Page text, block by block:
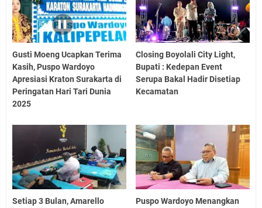
Gusti Moeng Ucapkan Terima
Kasih, Puspo Wardoyo
Apresiasi Kraton Surakarta di
Peringatan Hari Tari Dunia
2025
Closing Boyolali City Light,
Bupati : Kedepan Event
Serupa Bakal Hadir Disetiap
Kecamatan
Setiap 3 Bulan, Amarello
Puspo Wardoyo Menangkan